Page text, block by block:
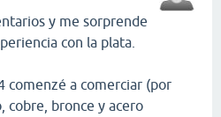
y me sorprende
con la plata.
comenzé a comerciar (por
cobre, bronce y acero